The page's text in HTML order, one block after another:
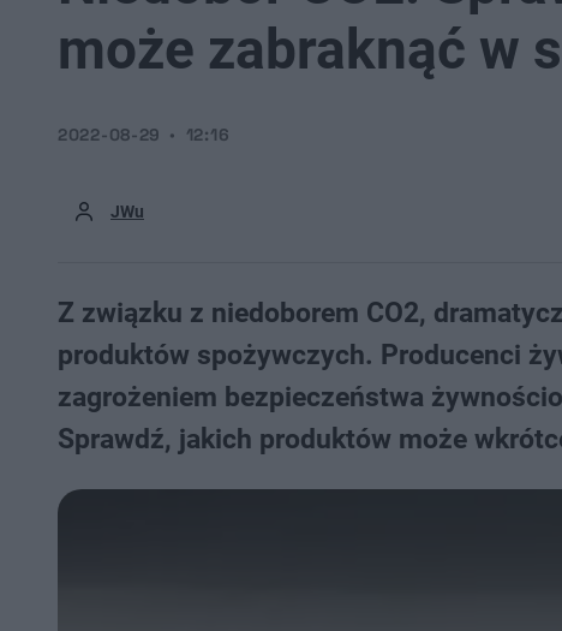
może zabraknąć w
JWu
2022-08-29 12:16
Z związku z niedoborem CO2,
produktów spożywczych. Producenci
zagrożeniem bezpieczeństwa
Sprawdź, jakich produktów może